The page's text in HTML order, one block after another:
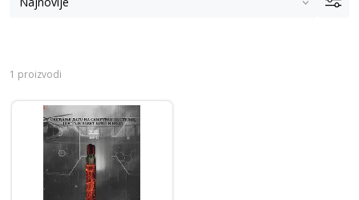
1 proizvodi